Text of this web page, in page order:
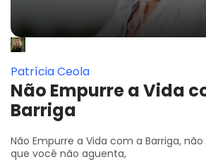
Patrícia Ceola
Não Empurre a Vida
Barriga
Não Empurre a Vida com a Barriga,
que você não aguenta,